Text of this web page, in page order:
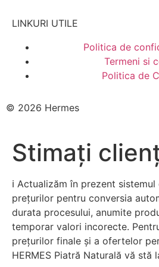
LINKURI UTILE
Politica de
Termeni si
Politica de
© 2026 Hermes
Stimați
ℹ️ Actualizăm în prezent
prețurilor pentru conversia
durata procesului, anumite
temporar valori incorecte.
prețurilor finale și a ofertelor
HERMES Piatră Naturală vă stă